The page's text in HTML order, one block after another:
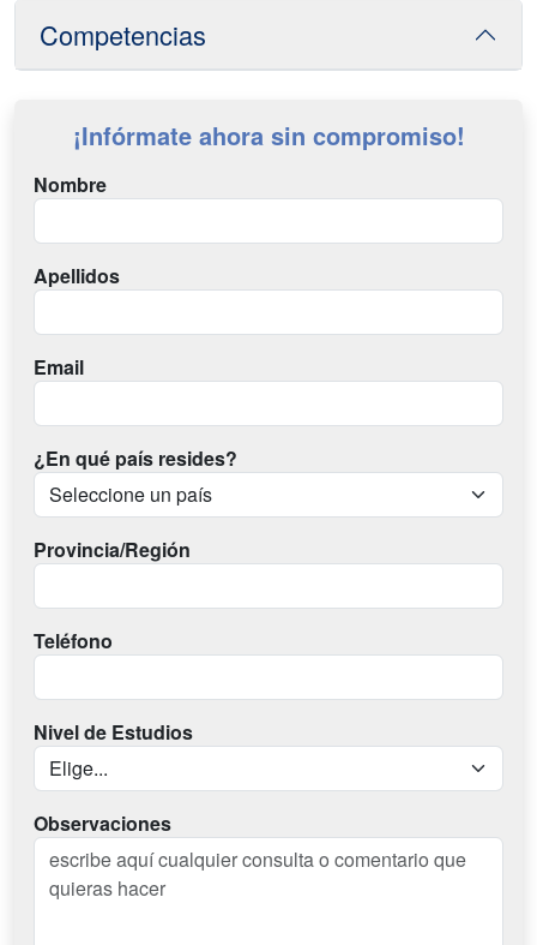
Competencias
¡Infórmate ahora sin compromiso!
Nombre
Apellidos
Email
¿En qué país resides?
Provincia/Región
Teléfono
Nivel de Estudios
Observaciones